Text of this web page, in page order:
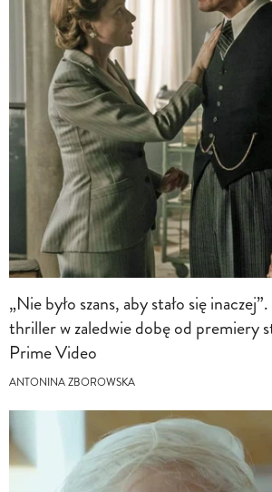
„Nie było szans, aby stało się
thriller w zaledwie dobę od premiery
Prime Video
ANTONINA ZBOROWSKA